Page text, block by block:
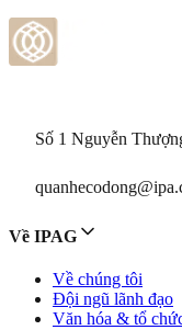
Số 1 Nguyễn
Về IPAG
Về chúng tôi
Đội ngũ lãnh đạo
Văn hóa & tổ